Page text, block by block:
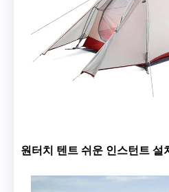
원터치 텐트 쉬운 인스턴트 설